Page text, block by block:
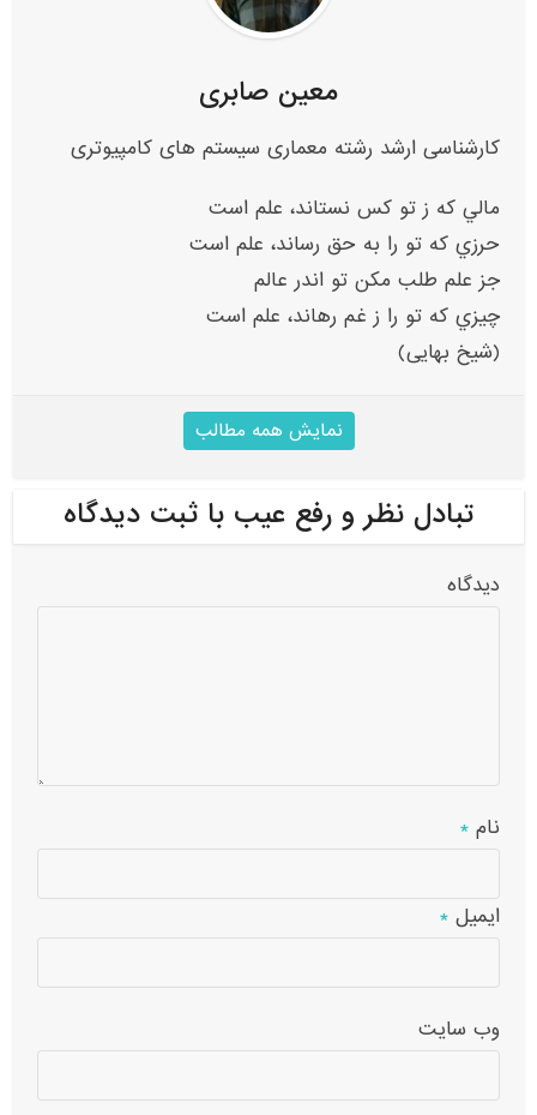
معین صابری
کارشناسی ارشد رشته معماری سیستم های کامپیوتری
مالي که ز تو کس نستاند، علم است
حرزي که تو را به حق رساند، علم است
جز علم طلب مکن تو اندر عالم
چيزي که تو را ز غم رهاند، علم است
(شیخ بهایی)
نمایش همه مطالب
تبادل نظر و رفع عیب با ثبت دیدگاه
دیدگاه
نام*
ایمیل*
وب‌ سایت